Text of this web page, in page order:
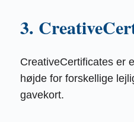
3.
CreativeCertificates er
højde for forskellige
gavekort.